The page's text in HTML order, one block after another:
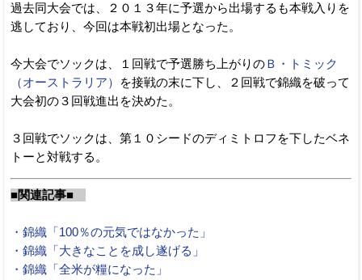
過去同大会では、２０１３年に予選から出場するも本戦入りを
逃しており、今回は本戦初出場となった。
今大会でソックは、１回戦で予選勝ち上がりのＢ・トミック
（オーストラリア）
を接戦の末に下し、２回戦で錦織を破って
大会初の３回戦進出を決めた。
３回戦でソックは、第１０シードのディミトロフを下したベネ
トーと対戦する。
■関連記事■
・錦織「100％の元気ではなかった」
・錦織「大きなことを成し遂げる」
・錦織「全米が糧になった」